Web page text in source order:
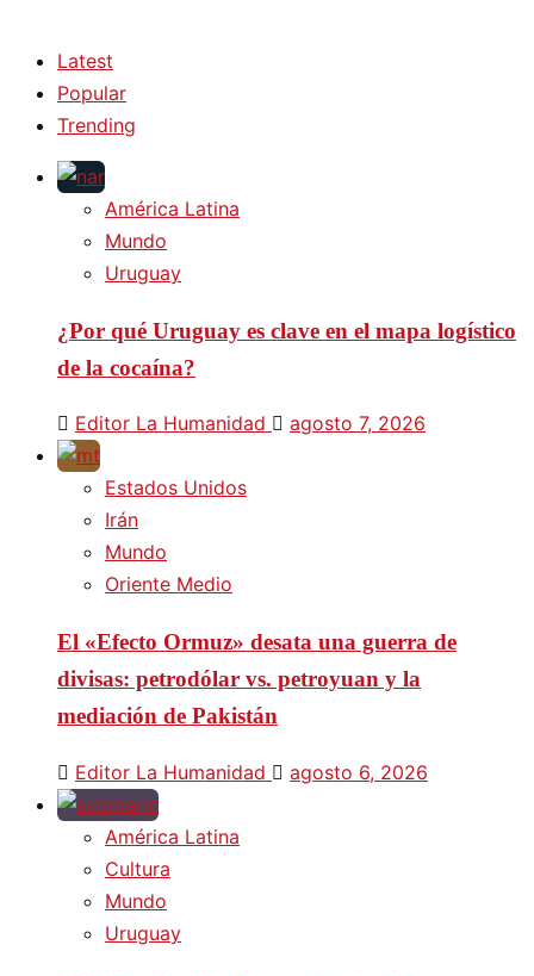
Latest
Popular
Trending
América Latina
Mundo
Uruguay
¿Por qué Uruguay es clave en el mapa logístico
de la cocaína?
Editor La Humanidad agosto 7, 2026
Estados Unidos
Irán
Mundo
Oriente Medio
El «Efecto Ormuz» desata una guerra de
divisas: petrodólar vs. petroyuan y la
mediación de Pakistán
Editor La Humanidad agosto 6, 2026
América Latina
Cultura
Mundo
Uruguay